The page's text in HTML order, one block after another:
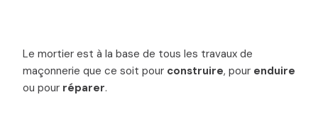
Le mortier est à la base de tous les travaux de
maçonnerie que ce soit pour construire, pour enduire
ou pour réparer.